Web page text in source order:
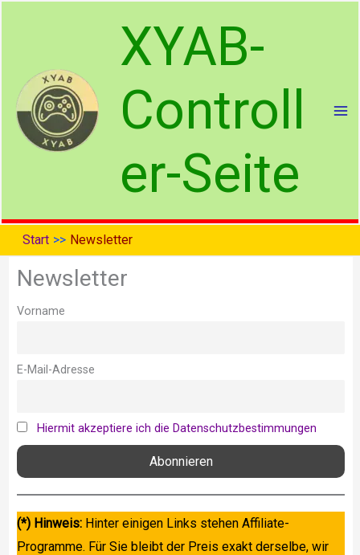
XYAB-
Controll
er-Seite
Start Newsletter
Newsletter
Vorname
E-Mail-Adresse
Hiermit akzeptiere ich die Datenschutzbestimmungen
(*) Hinweis:Hinter einigen Links stehen Affiliate-
Programme. Für Sie bleibt der Preis exakt derselbe, wir